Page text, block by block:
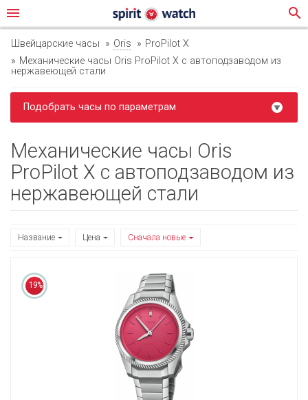
menu search
Швейцарские часы Oris
ProPilot X
Механические часы Oris ProPilot X с автоподзаводом из
нержавеющей стали
Подобрать часы по параметрам
Механические часы Oris
ProPilot X с автоподзаводом из
нержавеющей стали
Название Цена Сначала новые
19%